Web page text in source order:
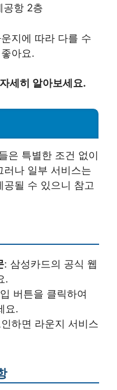
공항 2층
지에 따라 다를 수
아요.
세히 알아보세요.
은 특별한 조건 없이
나 일부 서비스는
될 수 있으니 참고
: 삼성카드의 공식 웹
.
버튼을 클릭하여
요.
하면 라운지 서비스